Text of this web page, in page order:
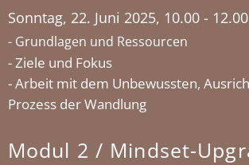
Sonntag, 22. Juni 2025, 10.00 -
- Grundlagen und Ressourcen
- Ziele und Fokus
- Arbeit mit dem Unbewussten,
Prozess der Wandlung
Modul 2 / Mindset-